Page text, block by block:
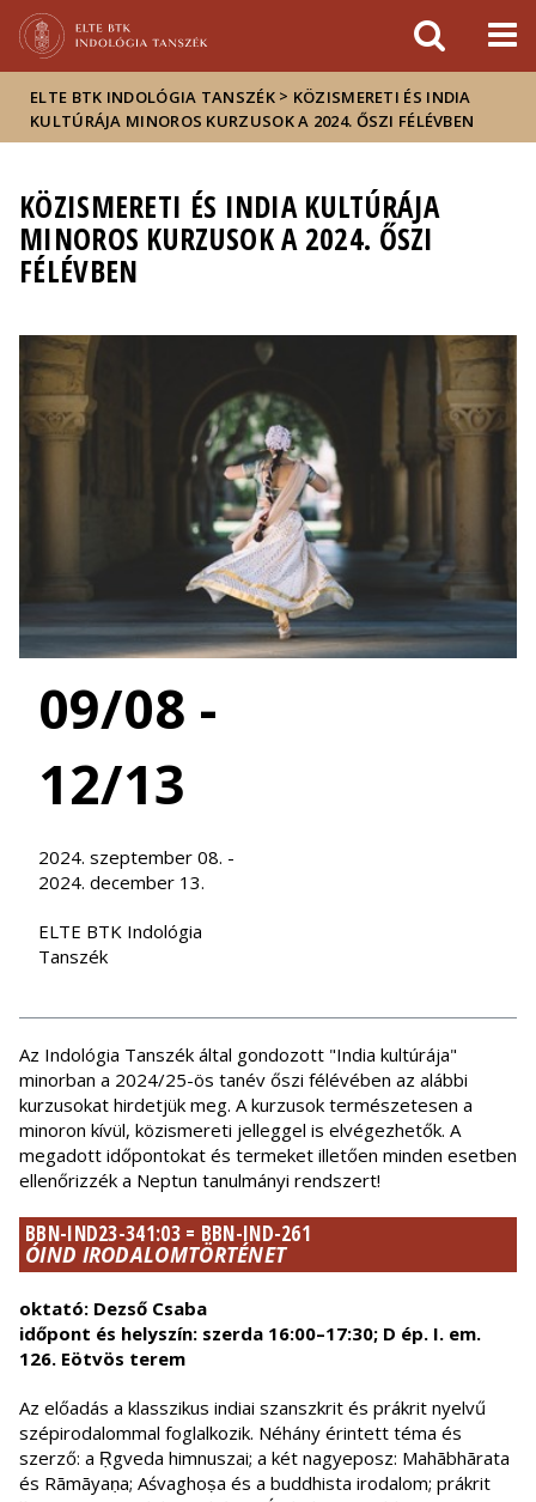
sajtóban
ELTE BTK INDOLÓGIA TANSZÉK > KÖZISMERETI ÉS INDIA
KULTÚRÁJA MINOROS KURZUSOK A 2024. ŐSZI FÉLÉVBEN
KÖZISMERETI ÉS INDIA KULTÚRÁJA
MINOROS KURZUSOK A 2024. ŐSZI
FÉLÉVBEN
09/08 -
12/13
2024. szeptember 08. -
2024. december 13.
ELTE BTK Indológia
Tanszék
Az Indológia Tanszék által gondozott "India kultúrája"
minorban a 2024/25-ös tanév őszi félévében az alábbi
kurzusokat hirdetjük meg. A kurzusok természetesen a
minoron kívül, közismereti jelleggel is elvégezhetők. A
megadott időpontokat és termeket illetően minden esetben
ellenőrizzék a Neptun tanulmányi rendszert!
BBN-IND23-341:03 = BBN-IND-261
ÓIND IRODALOMTÖRTÉNET
oktató: Dezső Csaba
időpont és helyszín: szerda 16:00–17:30; D ép. I. em.
126. Eötvös terem
Az előadás a klasszikus indiai szanszkrit és prákrit nyelvű
szépirodalommal foglalkozik. Néhány érintett téma és
szerző: a Ṛgveda himnuszai; a két nagyeposz: Mahābhārata
és Rāmāyaṇa; Aśvaghoṣa és a buddhista irodalom; prákrit